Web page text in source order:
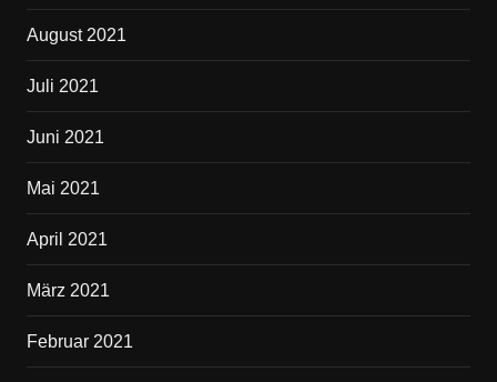
August 2021
Juli 2021
Juni 2021
Mai 2021
April 2021
März 2021
Februar 2021